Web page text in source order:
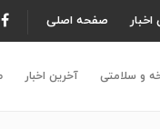
صفحه اصلی
آخرین اخبار و سلامتی